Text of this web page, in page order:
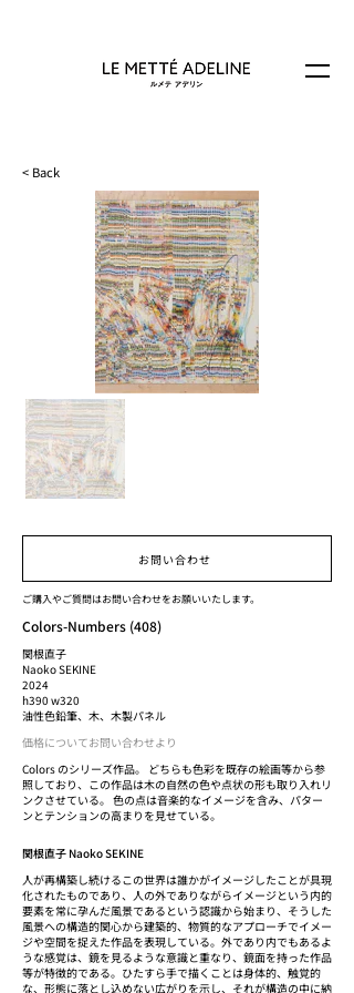
< Back
お問い合わせ
ご購入やご質問はお問い合わせをお願いいたします。
Colors-Numbers (408)
関根直子
Naoko SEKINE
2024
h390 w320
油性色鉛筆、木、木製パネル
価格についてお問い合わせより
Colors のシリーズ作品。 どちらも色彩を既存の絵画等から参
照しており、この作品は木の自然の色や点状の形も取り入れリ
ンクさせている。 色の点は音楽的なイメージを含み、パター
ンとテンションの高まりを見せている。
関根直子 Naoko SEKINE
人が再構築し続けるこの世界は誰かがイメージしたことが具現
化されたものであり、人の外でありながらイメージという内的
要素を常に孕んだ風景であるという認識から始まり、そうした
風景への構造的関心から建築的、物質的なアプローチでイメー
ジや空間を捉えた作品を表現している。外であり内でもあるよ
うな感覚は、鏡を見るような意識と重なり、鏡面を持った作品
等が特徴的である。ひたすら手で描くことは身体的、触覚的
な、形態に落とし込めない広がりを示し、それが構造の中に納